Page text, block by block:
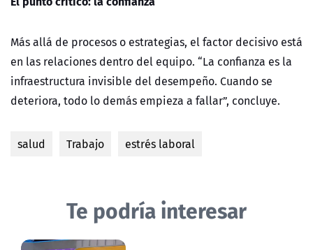
Más allá de procesos o estrategias, el factor decisivo está
en las relaciones dentro del equipo. “La confianza es la
infraestructura invisible del desempeño. Cuando se
deteriora, todo lo demás empieza a fallar”, concluye.
salud Trabajo estrés laboral
Te podría interesar